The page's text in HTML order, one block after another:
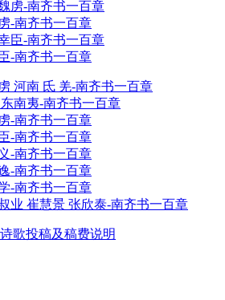
-南齐书一百章
-南齐书一百章
河南 氐 羌-南齐书一百章
南夷-南齐书一百章
-南齐书一百章
-南齐书一百章
-南齐书一百章
-南齐书一百章
-南齐书一百章
业 崔慧景 张欣泰-南齐书一百章